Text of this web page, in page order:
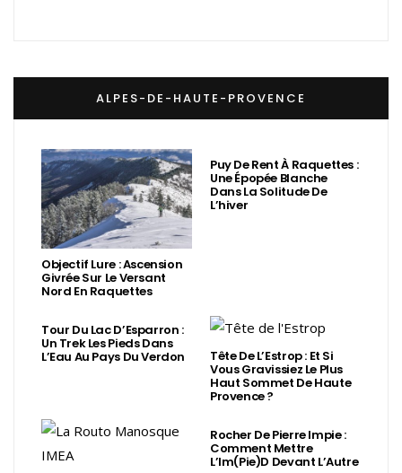
ALPES-DE-HAUTE-PROVENCE
Objectif Lure : Ascension
Givrée Sur Le Versant
Nord En Raquettes
Puy De Rent À Raquettes :
Une Épopée Blanche
Dans La Solitude De
L’hiver
Tour Du Lac D’Esparron :
Un Trek Les Pieds Dans
L’Eau Au Pays Du Verdon Tête De L’Estrop : Et Si
Vous Gravissiez Le Plus
Haut Sommet De Haute
Provence ?
Rocher De Pierre Impie :
Comment Mettre
L’Im(Pie)d Devant L’Autre